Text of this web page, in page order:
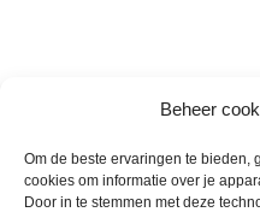
Beheer
Om de beste ervaringen te
cookies om informatie over je
Door in te stemmen met deze
Wie zijn wij